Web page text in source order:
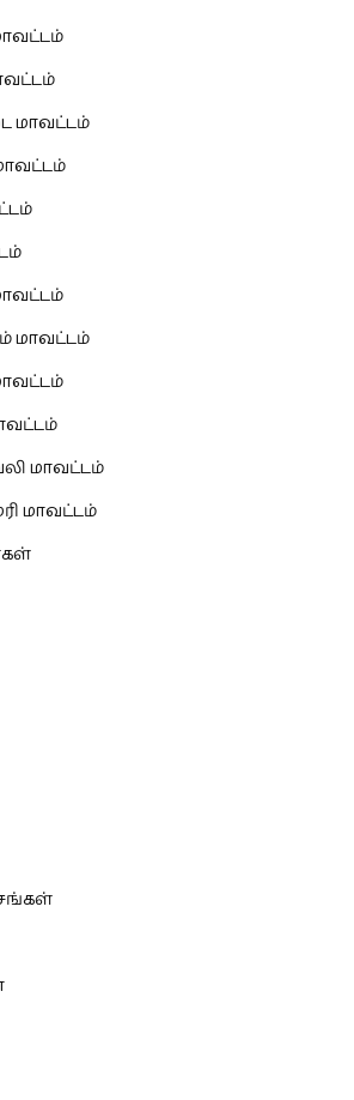
மாவட்டம்
மாவட்டம்
மாவட்டம்
மாவட்டம்